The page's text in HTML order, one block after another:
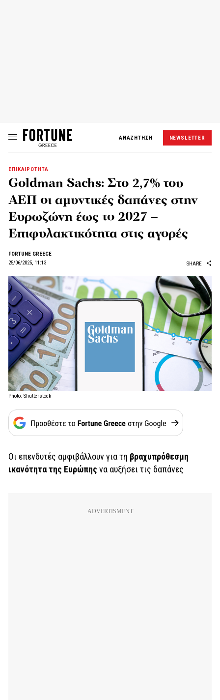
ΑΝΑΖΗΤΗΣΗ NEWSLETTER
ΕΠΙΚΑΙΡΟΤΗΤΑ
Goldman Sachs: Στο 2,7% του
ΑΕΠ οι αμυντικές δαπάνες στην
Ευρωζώνη έως το 2027 –
Επιφυλακτικότητα στις αγορές
FORTUNE GREECE
25/06/2025, 11:13
SHARE
Photo: Shutterstock
Οι επενδυτές αμφιβάλλουν για τη βραχυπρόθεσμη
ικανότητα της Ευρώπης να αυξήσει τις δαπάνες